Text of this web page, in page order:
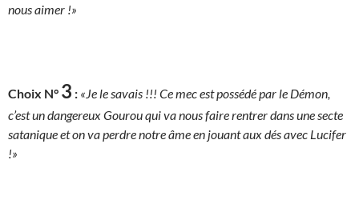
nous aimer !»
Choix N° 3 : «Je le savais !!! Ce mec est possédé par le Démon,
c’est un dangereux Gourou qui va nous faire rentrer dans une secte
satanique et on va perdre notre âme en jouant aux dés avec Lucifer
!»